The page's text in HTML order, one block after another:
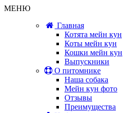
МЕНЮ
Главная
Котята мейн кун
Коты мейн кун
Кошки мейн кун
Выпускники
О питомнике
Наша собака
Мейн кун фото
Отзывы
Преимущества